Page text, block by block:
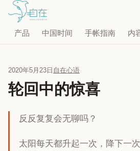
产品 中国时间 手帐指南 内
2020年5月23日 自在心语
轮回中的惊喜
反反复复会无聊吗？
太阳每天都升起一次，降下一次